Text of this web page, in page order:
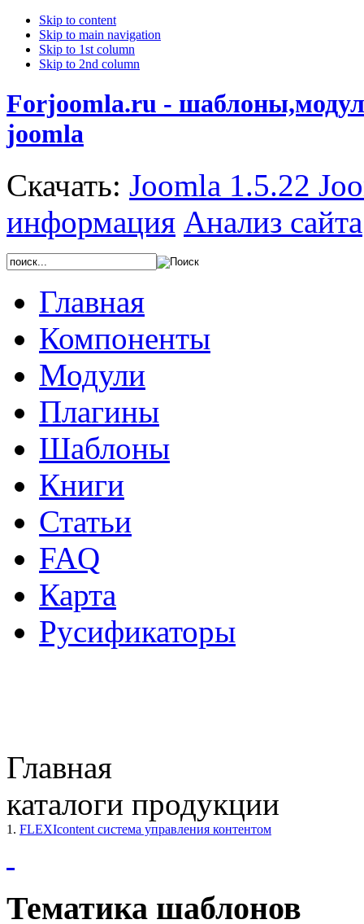
Skip to content
Skip to main navigation
Skip to 1st column
Skip to 2nd column
Forjoomla.ru -
joomla
Скачать: Joomla 1.5.22
информация Анализ сайта
Главная
Компоненты
Модули
Плагины
Шаблоны
Книги
Статьи
FAQ
Карта
Русификаторы
Главная
каталоги продукции
1. FLEXIcontent система управления контентом
Тематика шаблонов